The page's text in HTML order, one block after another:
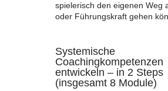
spielerisch den eigenen Weg
oder Führungskraft gehen
Systemische
Coachingkompetenzen
entwickeln – in 2 Steps
(insgesamt 8 Module)